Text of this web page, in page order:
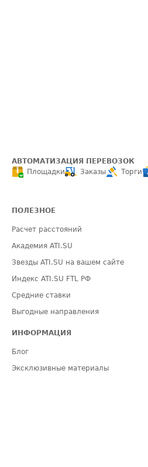
АВТОМАТИЗАЦИЯ ПЕРЕВОЗОК
Площадки
Заказы Торги
ПОЛЕЗНОЕ
Расчет расстояний
Академия ATI.SU
Звезды ATI.SU на вашем сайте
Индекс ATI.SU FTL РФ
Средние ставки
Выгодные направления
ИНФОРМАЦИЯ
Блог
Эксклюзивные материалы